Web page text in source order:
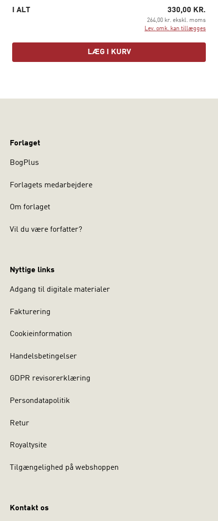
I ALT 330,00 KR.
264,00 kr. ekskl. moms
Lev. omk. kan tillægges
LÆG I KURV
Forlaget
BogPlus
Forlagets medarbejdere
Om forlaget
Vil du være forfatter?
Nyttige links
Adgang til digitale materialer
Fakturering
Cookieinformation
Handelsbetingelser
GDPR revisorerklæring
Persondatapolitik
Retur
Royaltysite
Tilgængelighed på webshoppen
Kontakt os